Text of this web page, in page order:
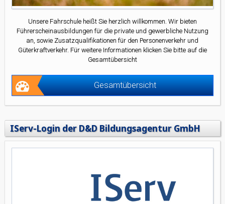
Unsere Fahrschule heißt Sie herzlich willkommen. Wir bieten
Führerscheinausbildungen für die private und gewerbliche Nutzung
an, sowie Zusatzqualifikationen für den Personenverkehr und
Güterkraftverkehr. Für weitere Informationen klicken Sie bitte auf die
Gesamtübersicht
Gesamtübersicht
IServ-Login der D&D Bildungsagentur GmbH